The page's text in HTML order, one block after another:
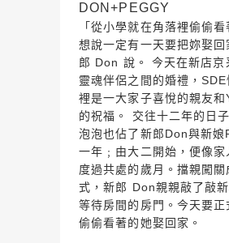
DON+PEGGY
「從小學就在角落裡偷偷
想說一定有一天要把妳娶回
郎 Don 說。 今天在新店京
靈魂伴侶之間的婚禮，
裡是一大家子喜悅的親友和
的祝福。 交往十二年的日
泡泡也佔了新郎Don與新
一年﹔由大二開始，便像家
度過共處的歲月。擋親闖關
式，新郎 Don親親敲了敲
等待房間的房門。今天要正
偷偷看著的她娶回家。